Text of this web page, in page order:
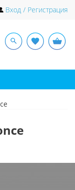
Вход / Регистрация